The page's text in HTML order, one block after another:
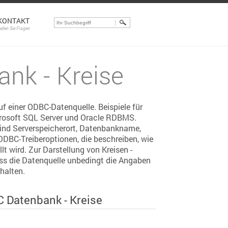
Sie Fragen
- Kreise
einer ODBC-Datenquelle. Beispiele für
SQL Server und Oracle RDBMS.
Serverspeicherort, Datenbankname,
Treiberoptionen, die beschreiben, wie
wird. Zur Darstellung von Kreisen -
die Datenquelle unbedingt die Angaben
Datenbank - Kreise